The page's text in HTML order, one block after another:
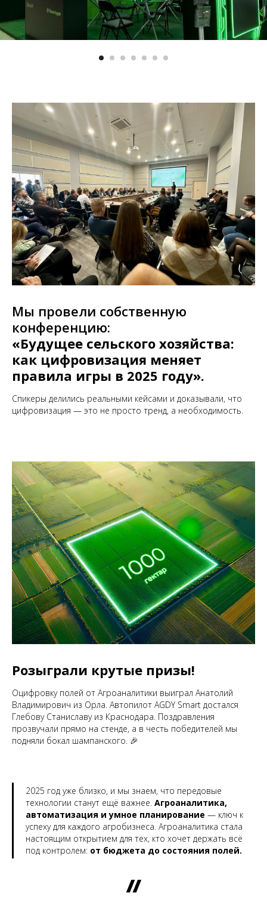
Мы провели собственную
конференцию:
«Будущее сельского хозяйства:
как цифровизация меняет
правила игры в 2025 году».
Спикеры делились реальными кейсами и доказывали, что
цифровизация — это не просто тренд, а необходимость.
Розыграли крутые призы!
Оцифровку полей от Агроаналитики выиграл Анатолий
Владимирович из Орла. Автопилот AGDY Smart достался
Глебову Станиславу из Краснодара. Поздравления
прозвучали прямо на стенде, а в честь победителей мы
подняли бокал шампанского. 🎉
2025 год уже близко, и мы знаем, что передовые
технологии станут ещё важнее. Агроаналитика,
автоматизация и умное планирование — ключ к
успеху для каждого агробизнеса. Агроаналитика стала
настоящим открытием для тех, кто хочет держать всё
под контролем: от бюджета до состояния полей.